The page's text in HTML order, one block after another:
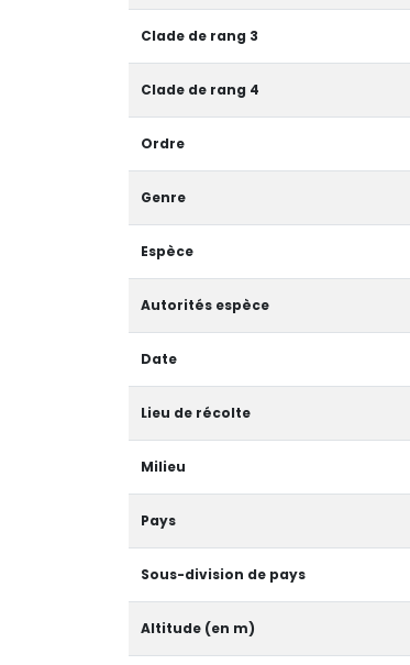
Clade de rang 3
Clade de rang 4
Ordre
Genre
Espèce
Autorités espèce
Date
Lieu de récolte
Milieu
Pays
Sous-division de pays
Altitude (en m)